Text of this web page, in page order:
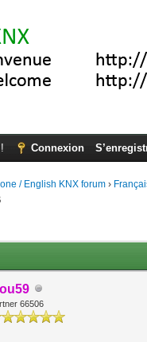
Connexion
/ English KNX forum ›
66506